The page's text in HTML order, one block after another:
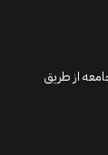
از طریق